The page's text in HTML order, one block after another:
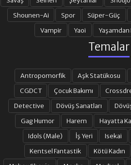
Shounen-Ai
Spor Süper-Güç
Vampir
Yaoi
Temalar
Antropomorfik Aşk Statükosu
CGDCT
Çocuk Bakımı
Detective
Dövüş Sanatları
Gag Humor
Harem Hayatta
Idols (Male)
İş Yeri Isekai
Kentsel Fantastik
Kötü Kadın